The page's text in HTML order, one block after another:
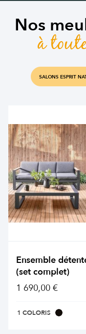
Nos
à
SALONS ESPRIT
Ensemble
(set complet)
1 690,00 €
1 COLORIS